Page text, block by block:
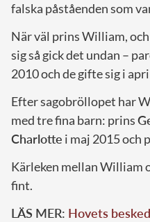
falska påståenden som
När väl prins William,
sig så gick det undan –
2010 och de gifte sig i
Efter sagobröllopet har
med tre fina barn: prins
Charlotte i maj 2015 och
Kärleken mellan William
fint.
LÄS MER: Hovets